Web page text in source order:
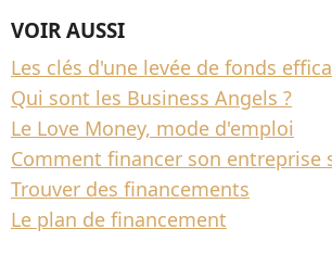
VOIR AUSSI
Les clés d'une levée de fonds
Qui sont les Business Angels ?
Le Love Money, mode d'emploi
Comment financer son entreprise
Trouver des financements
Le plan de financement